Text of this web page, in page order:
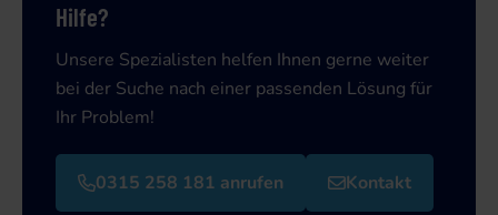
Hilfe?
Unsere Spezialisten helfen Ihnen gerne weiter
bei der Suche nach einer passenden Lösung für
Ihr Problem!
0315 258 181 anrufen Kontakt